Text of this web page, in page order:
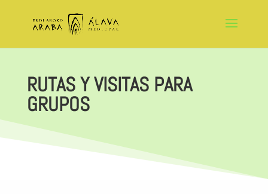
RUTAS Y VISITAS PARA
GRUPOS